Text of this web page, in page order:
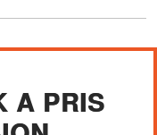
A PRIS